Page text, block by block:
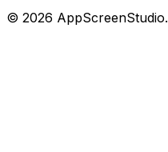
© 2026 AppScreenStudio.